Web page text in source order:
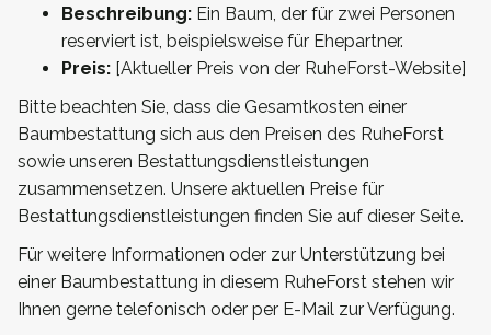
Beschreibung: Ein Baum, der für zwei Personen
reserviert ist, beispielsweise für Ehepartner.
Preis: [Aktueller Preis von der RuheForst-Website]
Bitte beachten Sie, dass die Gesamtkosten einer
Baumbestattung sich aus den Preisen des RuheForst
sowie unseren Bestattungsdienstleistungen
zusammensetzen. Unsere aktuellen Preise für
Bestattungsdienstleistungen finden Sie auf dieser Seite.
Für weitere Informationen oder zur Unterstützung bei
einer Baumbestattung in diesem RuheForst stehen wir
Ihnen gerne telefonisch oder per E-Mail zur Verfügung.